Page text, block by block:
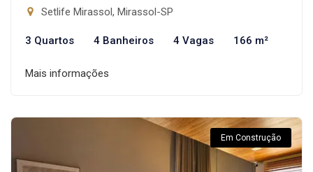
Setlife Mirassol, Mirassol-SP
3 Quartos 4 Banheiros 4 Vagas 166 m²
Mais informações
Em Construção